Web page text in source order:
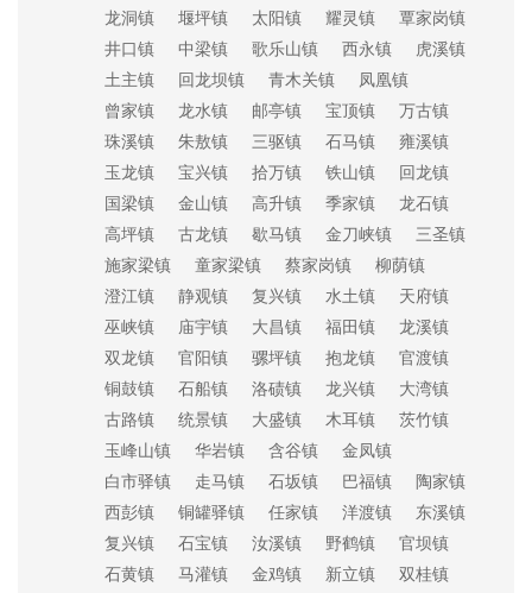
龙洞镇 堰坪镇 太阳镇 耀灵镇
覃家岗镇
井口镇
中梁镇 歌乐山镇 西永镇
虎溪镇
土主镇
回龙坝镇 青木关镇
凤凰镇
曾家镇
龙水镇 邮亭镇 宝顶镇
万古镇
珠溪镇
朱敖镇 三驱镇 石马镇
雍溪镇
玉龙镇
宝兴镇 拾万镇 铁山镇
回龙镇
国梁镇
金山镇 高升镇 季家镇
龙石镇
高坪镇
古龙镇 歇马镇 金刀峡镇
三圣镇
施家梁镇
童家梁镇 蔡家岗镇
柳荫镇
澄江镇
静观镇 复兴镇 水土镇
天府镇
巫峡镇
庙宇镇 大昌镇 福田镇
龙溪镇
双龙镇
官阳镇 骡坪镇 抱龙镇
官渡镇
铜鼓镇
石船镇 洛碛镇 龙兴镇
大湾镇
古路镇
统景镇 大盛镇 木耳镇
茨竹镇
玉峰山镇
华岩镇 含谷镇
金凤镇
白市驿镇
走马镇 石坂镇 巴福镇
陶家镇
西彭镇
铜罐驿镇 任家镇 洋渡镇
东溪镇
复兴镇
石宝镇 汝溪镇 野鹤镇
官坝镇
石黄镇
马灌镇 金鸡镇 新立镇
双桂镇